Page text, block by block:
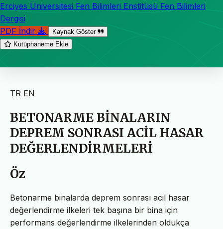
Erciyes Üniversitesi Fen Bilimleri Enstitüsü Fen Bilimleri
Dergisi
PDF İndir
Kaynak Göster
Kütüphaneme Ekle
TR EN
BETONARME BİNALARIN
DEPREM SONRASI ACİL HASAR
DEĞERLENDİRMELERİ
Öz
Betonarme binalarda deprem sonrası acil hasar
değerlendirme ilkeleri tek başına bir bina için
performans değerlendirme ilkelerinden oldukça